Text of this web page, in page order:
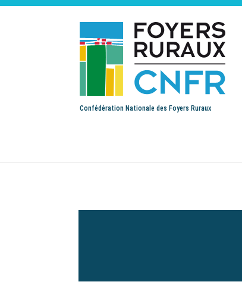
Confédération Nationale des Foyers Ruraux